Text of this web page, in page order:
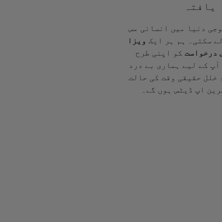
یافتہ
دنیا میں انسانی مس
سکتی۔ ہم ہر ایک ویزا
درخواست کو اپنی طرح
کے لیے ہماری بے درد
خلل حقیقی وقت کی حالت
اپ ڈیٹس ہوں گے۔